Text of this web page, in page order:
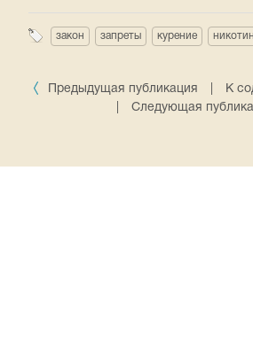
закон запреты курение
Предыдущая публикация
К
Следующая